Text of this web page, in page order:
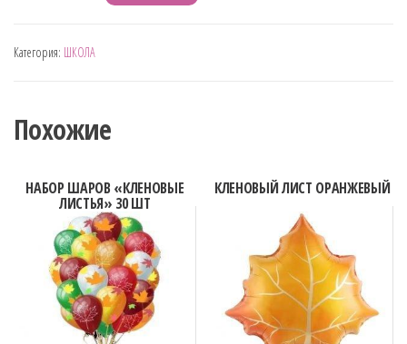
"1
Категория: ШКОЛА
Похожие
НАБОР ШАРОВ «КЛЕНОВЫЕ
ЛИСТЬЯ» 30 ШТ
КЛЕНОВЫЙ ЛИСТ ОРАНЖЕВЫЙ